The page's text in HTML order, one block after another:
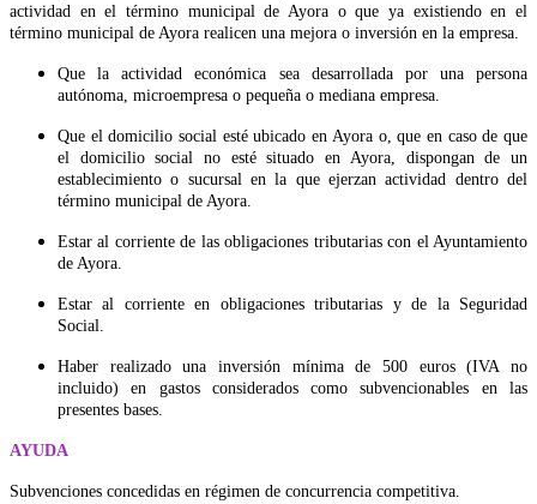
actividad en el término municipal de Ayora o que ya existiendo en el
término municipal de Ayora realicen una mejora o inversión en la empresa.
Que la actividad económica sea desarrollada por una persona
autónoma, microempresa o pequeña o mediana empresa.
Que el domicilio social esté ubicado en Ayora o, que en caso de que
el domicilio social no esté situado en Ayora, dispongan de un
establecimiento o sucursal en la que ejerzan actividad dentro del
término municipal de Ayora.
Estar al corriente de las obligaciones tributarias con el Ayuntamiento
de Ayora.
Estar al corriente en obligaciones tributarias y de la Seguridad
Social.
Haber realizado una inversión mínima de 500 euros (IVA no
incluido) en gastos considerados como subvencionables en las
presentes bases.
AYUDA
Subvenciones concedidas en régimen de concurrencia competitiva.